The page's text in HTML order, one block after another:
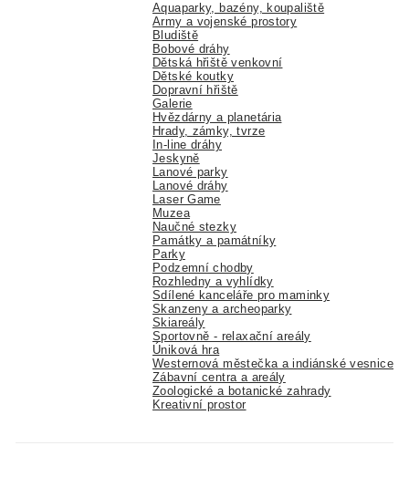
Aquaparky, bazény, koupaliště
Army a vojenské prostory
Bludiště
Bobové dráhy
Dětská hřiště venkovní
Dětské koutky
Dopravní hřiště
Galerie
Hvězdárny a planetária
Hrady, zámky, tvrze
In-line dráhy
Jeskyně
Lanové parky
Lanové dráhy
Laser Game
Muzea
Naučné stezky
Památky a památníky
Parky
Podzemní chodby
Rozhledny a vyhlídky
Sdílené kanceláře pro maminky
Skanzeny a archeoparky
Skiareály
Sportovně - relaxační areály
Úniková hra
Westernová městečka a indiánské vesnice
Zábavní centra a areály
Zoologické a botanické zahrady
Kreativní prostor